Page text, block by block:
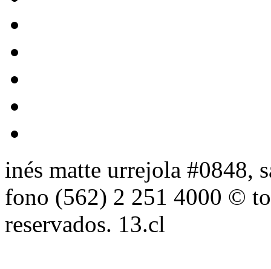
inés matte urrejola #0848,
fono (562) 2 251 4000 ©
reservados. 13.cl